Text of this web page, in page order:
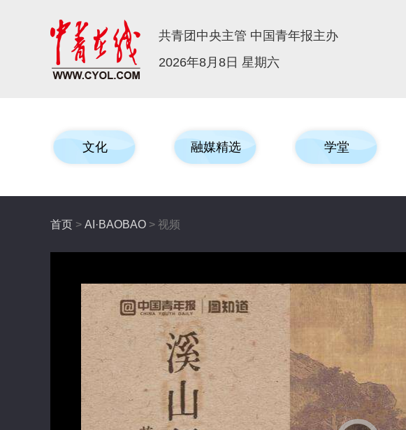
共青团中央主管 中国青年报主办
2026年8月8日 星期六
文化 融媒精选 学堂
首页 > AI·BAOBAO > 视频